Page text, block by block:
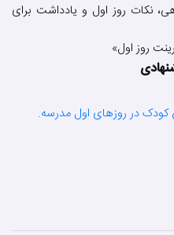
نکات روز اول و یادداشت برای
روز اول»
در روزهای اول مدرسه.